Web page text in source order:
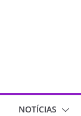
NOTÍCIAS